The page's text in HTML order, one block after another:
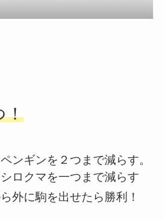
！
ンギンを２つまで減らす。
ロクマを一つまで減らす
外に駒を出せたら勝利！